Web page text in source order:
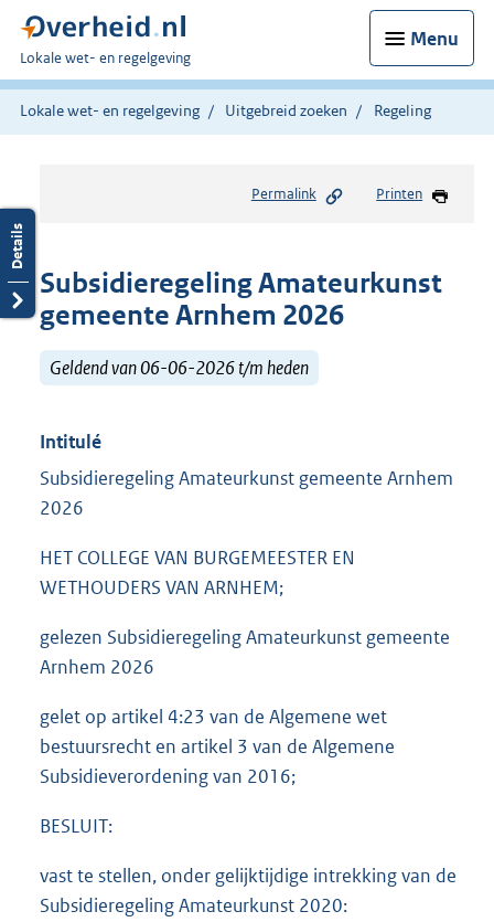
Menu
U
bent
hier:
Lokale wet- en regelgeving
Lokale wet- en regelgeving Uitgebreid zoeken Regeling
Permalink Printen
Subsidieregeling Amateurkunst
gemeente Arnhem 2026
Geldend van 06-06-2026 t/m heden
Intitulé
Subsidieregeling Amateurkunst gemeente Arnhem
2026
HET COLLEGE VAN BURGEMEESTER EN
WETHOUDERS VAN ARNHEM;
gelezen Subsidieregeling Amateurkunst gemeente
Arnhem 2026
gelet op artikel 4:23 van de Algemene wet
bestuursrecht en artikel 3 van de Algemene
Subsidieverordening van 2016;
BESLUIT:
vast te stellen, onder gelijktijdige intrekking van de
Subsidieregeling Amateurkunst 2020: